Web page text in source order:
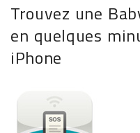
Trouvez une
en quelques
iPhone